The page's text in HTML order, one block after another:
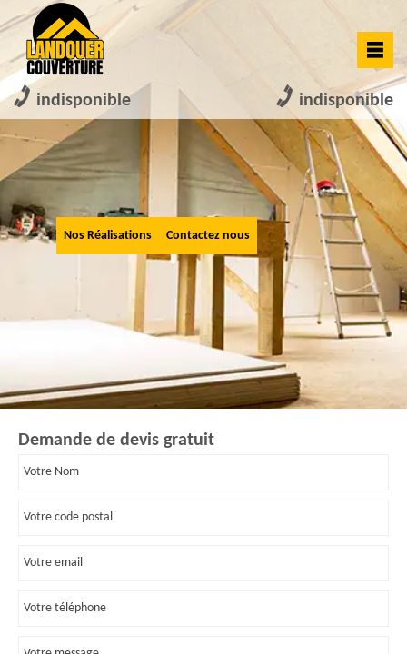
indisponible indisponible
Nos Réalisations Contactez nous
Demande de devis gratuit